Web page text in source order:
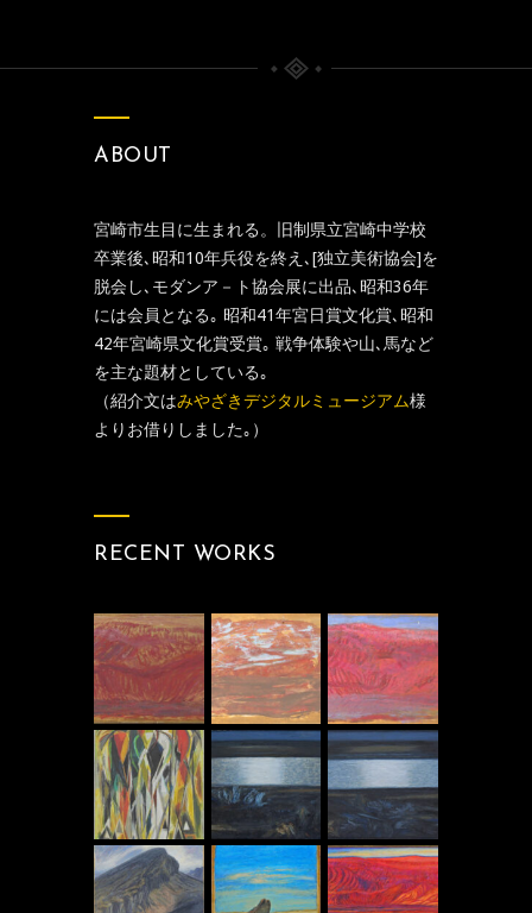
ABOUT
宮崎市生目に生まれる。旧制県立宮崎中学校
卒業後､昭和10年兵役を終え､[独立美術協会]を
脱会し､モダンア－ト協会展に出品､昭和36年
には会員となる｡ 昭和41年宮日賞文化賞､昭和
42年宮崎県文化賞受賞｡ 戦争体験や山､馬など
を主な題材としている｡
（紹介文はみやざきデジタルミュージアム様
よりお借りしました｡）
RECENT WORKS